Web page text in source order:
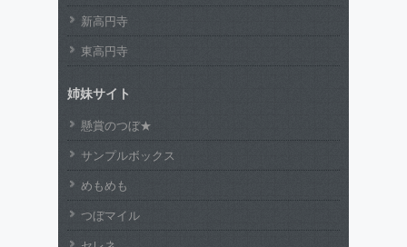
新高円寺
東高円寺
姉妹サイト
懸賞のつぼ★
サンプルボックス
めもめも
つぼマイル